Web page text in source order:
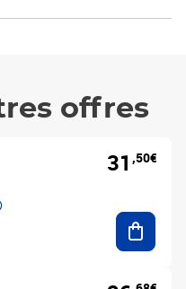
offres
31 ,50€